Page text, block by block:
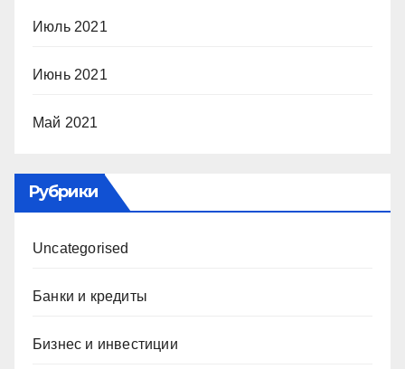
Июль 2021
Июнь 2021
Май 2021
Рубрики
Uncategorised
Банки и кредиты
Бизнес и инвестиции